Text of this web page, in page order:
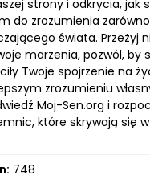
strony i odkrycia, jak
do zrozumienia
świata. Przeżyj
marzenia, pozwól, by
Twoje spojrzenie na
zrozumieniu
Moj-Sen.org i
które skrywają się
748